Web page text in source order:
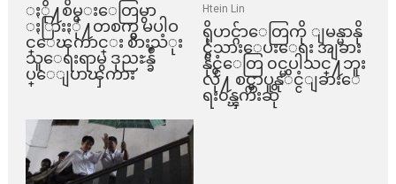
ႏို႔စိမ္းေတြမွာ
ႏြားႏို႔တစက္မွ မပါဝ
င္ေၾကာင္း စားသံုး
သူေရးရာမွ ဒုညႊန္ခ်ဳ
ပ္ေျပာၾကား
Htein Lin
ရိုဟင္ဂ်ာေတြကို ျမန္မာနို
င္ငံသားေပးေရး အျခား
နိုင္ငံေတြ ၀င္မပါသင္႔ဘူး
လို႔ စင္ကာပူနုိင္ငံျခားေ
ရး၀န္ၾကီးဆို